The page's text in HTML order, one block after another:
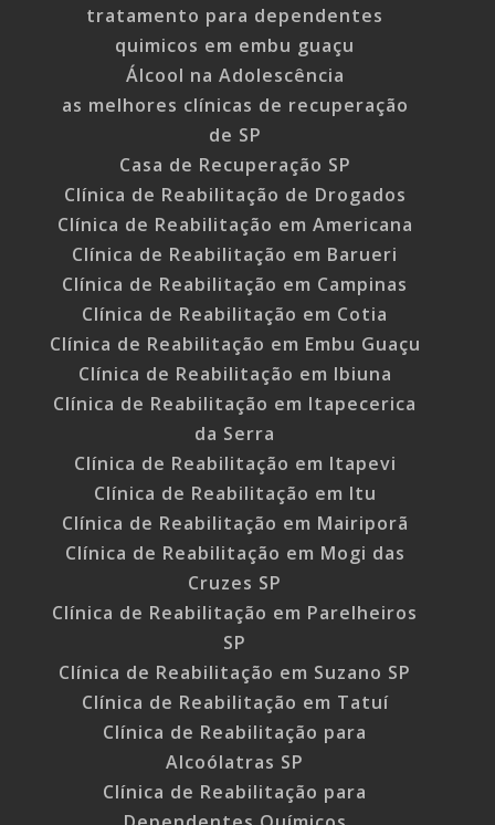
tratamento para dependentes
quimicos em embu guaçu
Álcool na Adolescência
as melhores clínicas de recuperação
de SP
Casa de Recuperação SP
Clínica de Reabilitação de Drogados
Clínica de Reabilitação em Americana
Clínica de Reabilitação em Barueri
Clínica de Reabilitação em Campinas
Clínica de Reabilitação em Cotia
Clínica de Reabilitação em Embu Guaçu
Clínica de Reabilitação em Ibiuna
Clínica de Reabilitação em Itapecerica
da Serra
Clínica de Reabilitação em Itapevi
Clínica de Reabilitação em Itu
Clínica de Reabilitação em Mairiporã
Clínica de Reabilitação em Mogi das
Cruzes SP
Clínica de Reabilitação em Parelheiros
SP
Clínica de Reabilitação em Suzano SP
Clínica de Reabilitação em Tatuí
Clínica de Reabilitação para
Alcoólatras SP
Clínica de Reabilitação para